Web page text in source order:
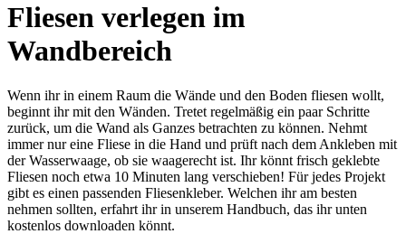
Fliesen verlegen im
Wandbereich
Wenn ihr in einem Raum die Wände und den Boden fliesen wollt,
beginnt ihr mit den Wänden. Tretet regelmäßig ein paar Schritte
zurück, um die Wand als Ganzes betrachten zu können. Nehmt
immer nur eine Fliese in die Hand und prüft nach dem Ankleben mit
der Wasserwaage, ob sie waagerecht ist. Ihr könnt frisch geklebte
Fliesen noch etwa 10 Minuten lang verschieben! Für jedes Projekt
gibt es einen passenden Fliesenkleber. Welchen ihr am besten
nehmen sollten, erfahrt ihr in unserem Handbuch, das ihr unten
kostenlos downloaden könnt.